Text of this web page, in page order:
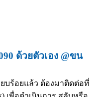
ด้วยตัวเอง @ขน
ยบร้อยแล้ว ต้องมาติดต่อที่